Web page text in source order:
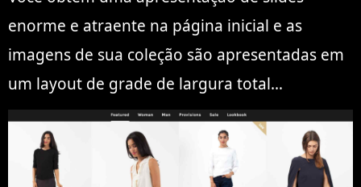
enorme e atraente na página inicial e as
imagens de sua coleção são apresentadas em
um layout de grade de largura total…